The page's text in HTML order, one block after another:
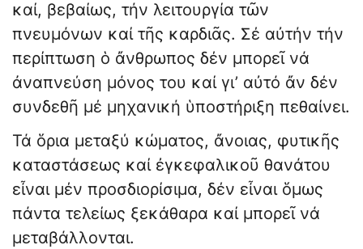
καί, βεβαίως, τήν λειτουργία τῶν
πνευμόνων καί τῆς καρδιᾶς. Σέ αὐτήν τήν
περίπτωση ὁ ἄνθρωπος δέν μπορεῖ νά
ἀναπνεύση μόνος του καί γι’ αὐτό ἄν δέν
συνδεθῆ μέ μηχανική ὑποστήριξη πεθαίνει.
Τά ὅρια μεταξύ κώματος, ἄνοιας, φυτικῆς
καταστάσεως καί ἐγκεφαλικοῦ θανάτου
εἶναι μέν προσδιορίσιμα, δέν εἶναι ὅμως
πάντα τελείως ξεκάθαρα καί μπορεῖ νά
μεταβάλλονται.